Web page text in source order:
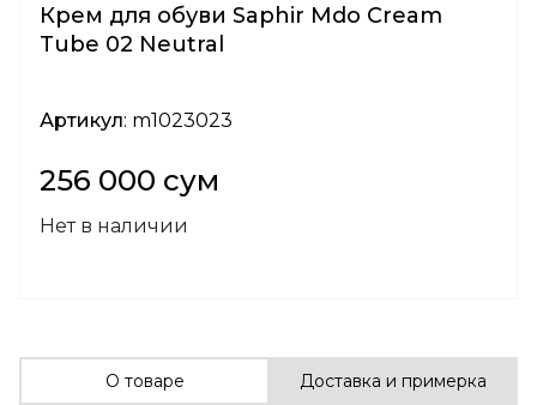
Крем для обуви Saphir Mdo Cream
Tube 02 Neutral
Артикул: m1023023
256 000 сум
Нет в наличии
О товаре Доставка и примерка